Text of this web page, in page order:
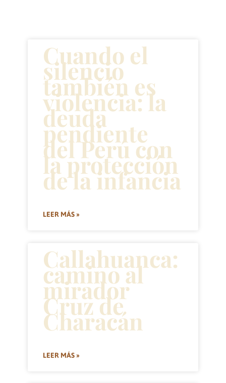
Cuando el
silencio
también es
violencia: la
deuda
pendiente
del Perú con
la protección
de la infancia
LEER MÁS »
Callahuanca:
camino al
mirador
Cruz de
Characán
LEER MÁS »